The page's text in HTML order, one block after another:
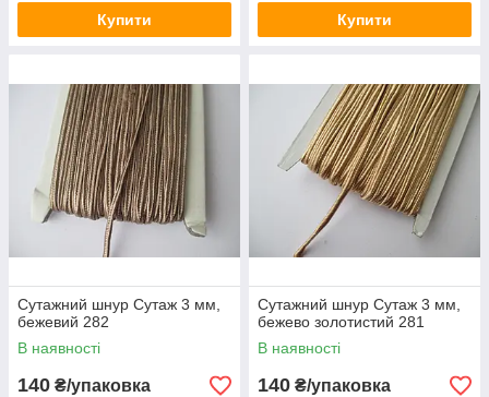
Купити Купити
Сутажний шнур Сутаж 3 мм,
бежевий 282
В наявності
140 ₴/упаковка
Сутажний шнур Сутаж 3 мм,
бежево золотистий 281
В наявності
140 ₴/упаковка